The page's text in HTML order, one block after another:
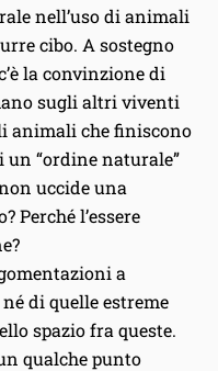
nell’uso di animali
cibo. A sostegno
la convinzione di
sugli altri viventi
animali che finiscono
un “ordine naturale”
uccide una
Perché l’essere
a
di quelle estreme
spazio fra queste.
qualche punto